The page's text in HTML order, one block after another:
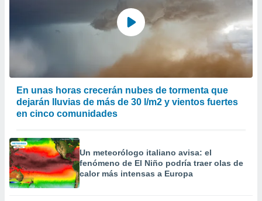
En unas horas crecerán nubes de tormenta que
dejarán lluvias de más de 30 l/m2 y vientos fuertes
en cinco comunidades
Un meteorólogo italiano avisa: el
fenómeno de El Niño podría traer olas de
calor más intensas a Europa